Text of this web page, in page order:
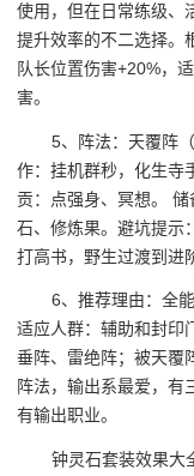
使用，但在日常练级、
提升效率的不二选择。
队长位置伤害+20%，
害。
5、阵法：天覆阵
作：挂机群秒，化生寺
贡：点强身、冥想。
石、修炼果。避坑提示
打高书，野生过渡到进
6、推荐理由：全
适应人群：辅助和封印
垂阵、雷绝阵；被天覆
阵法，输出系最爱，有
有输出职业。
钟灵石套装效果大